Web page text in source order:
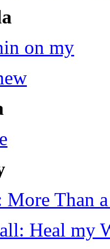
on my
More Than
Heal my